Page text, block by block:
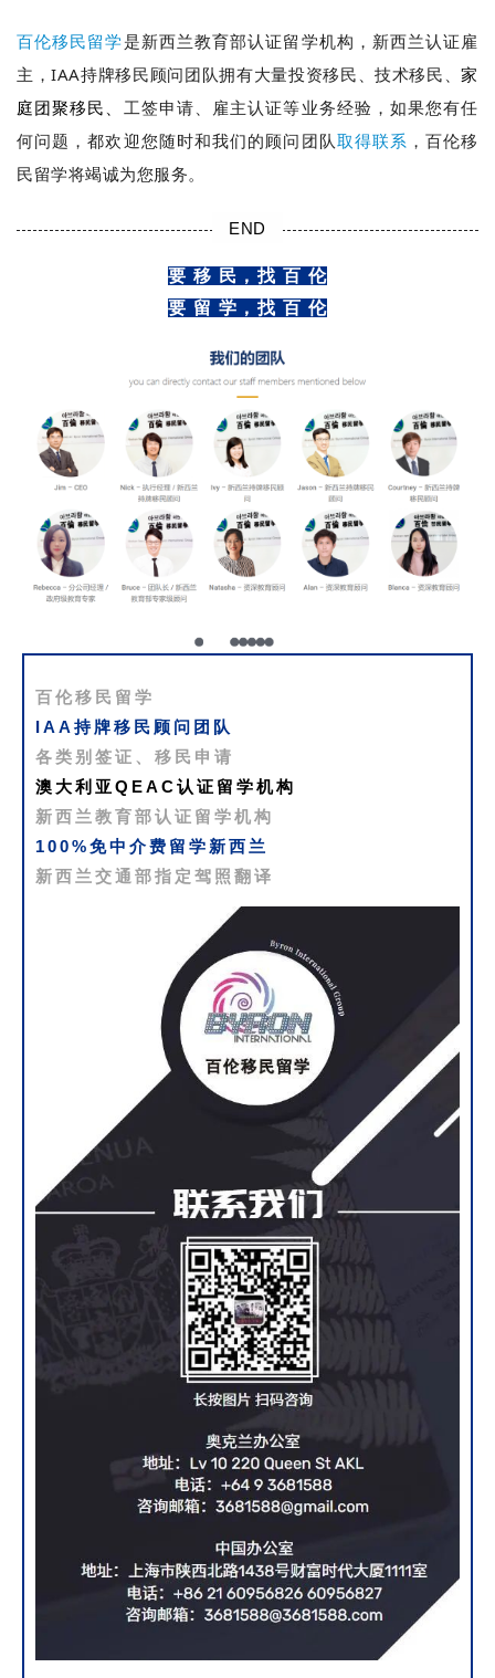
百伦移民留学是新西兰教育部认证留学机构，新西兰认证雇
主，IAA持牌移民顾问团队拥有大量投资移民、技术移民、家
庭团聚移民、 工签申请、雇主认证等业务经验，如果您有任
何问题，都欢迎您随时和我们的顾问团队取得联系 ，百伦移
民留学将竭诚为您服务。
END
要 移 民，找 百 伦
要 留 学，找 百 伦
百伦移民留学
IAA持牌移民顾问团队
各类别签证、移民申请
澳大利亚QEAC认证留学机构
新西兰教育部认证留学机构
100%免中介费留学新西兰
新西兰交通部指定驾照翻译